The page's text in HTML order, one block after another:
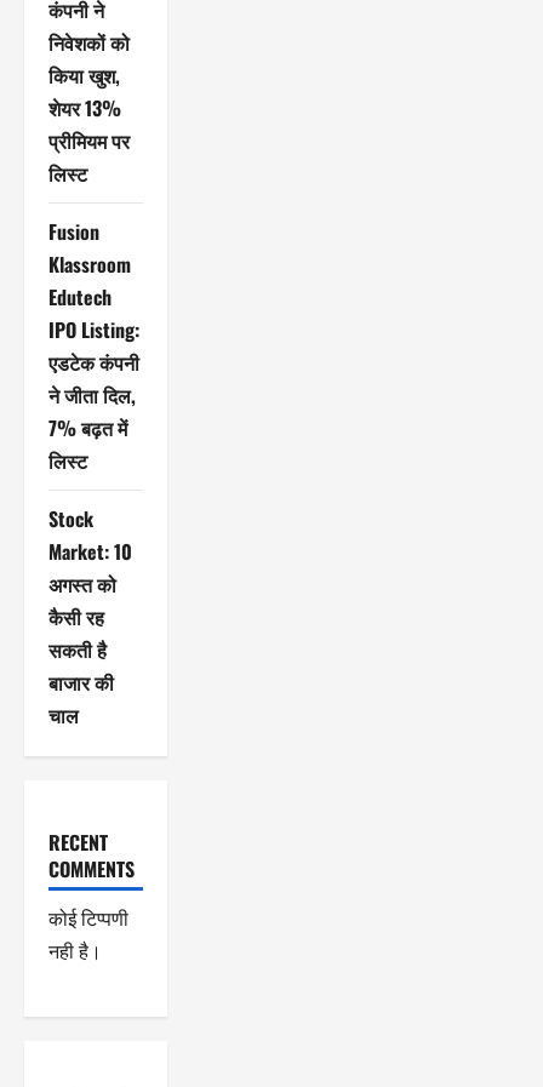
कंपनी ने
निवेशकों को
किया खुश,
शेयर 13%
प्रीमियम पर
लिस्ट
Fusion
Klassroom
Edutech
IPO Listing:
एडटेक कंपनी
ने जीता दिल,
7% बढ़त में
लिस्ट
Stock
Market: 10
अगस्त को
कैसी रह
सकती है
बाजार की
चाल
RECENT
COMMENTS
कोई टिप्पणी
नही है।